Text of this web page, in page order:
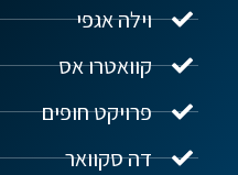
וילה אגפי
קוואטרו אס
פרויקט חופים
דה סקוואר
נדל"ן ביוון G.R.E
שלום! איך אפשר לעזור?